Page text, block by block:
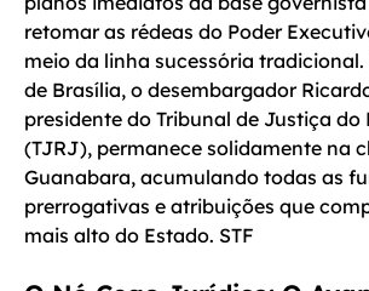
retomar as rédeas do Poder
meio da linha sucessória
de Brasília, o desembargador
presidente do Tribunal de Justiça do
(TJRJ), permanece solidamente na
Guanabara, acumulando todas as
prerrogativas e atribuições que
mais alto do Estado. STF